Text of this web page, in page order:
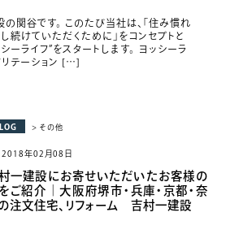
の関谷です。 このたび当社は、「住み慣れ
続けていただくために」をコンセプトと
ーライフ”をスタートします。 ヨッシーラ
リテーション […]
> その他
2018年02月08日
一建設にお寄せいただいたお客様の
ご紹介｜大阪府堺市・兵庫・京都・奈
注文住宅、リフォーム 吉村一建設